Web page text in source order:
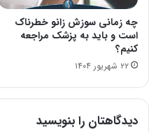
چه زمانی سوزش زانو خطرناک
است و باید به پزشک مراجعه
کنیم؟
۲۲ شهریور ۱۴۰۴
دیدگاهتان را بنویسید